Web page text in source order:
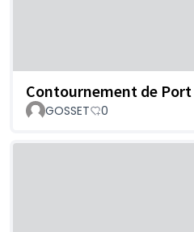
Contournement de Port
GOSSET 0